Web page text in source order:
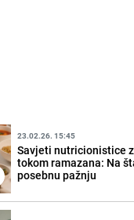
23.02.26. 15:45
Savjeti nutricionistice
tokom ramazana: Na
posebnu pažnju